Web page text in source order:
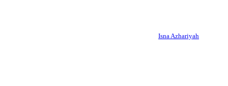
Isna Azhariyah